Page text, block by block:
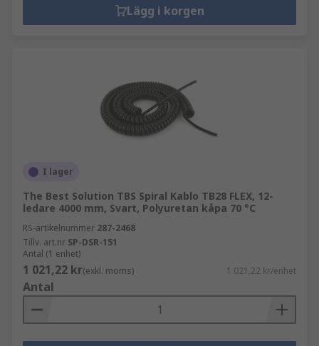
Lägg i korgen
I lager
The Best Solution TBS Spiral Kablo TB28 FLEX, 12-
ledare 4000 mm, Svart, Polyuretan kåpa 70 °C
RS-artikelnummer 287-2468
Tillv. art.nr SP-DSR-151
Antal (1 enhet)
1 021,22 kr(exkl. moms) 1 021,22 kr/enhet
Antal